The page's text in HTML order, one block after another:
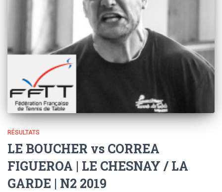
RÉSULTATS
LE BOUCHER vs CORREA
FIGUEROA | LE CHESNAY / LA
GARDE | N2 2019